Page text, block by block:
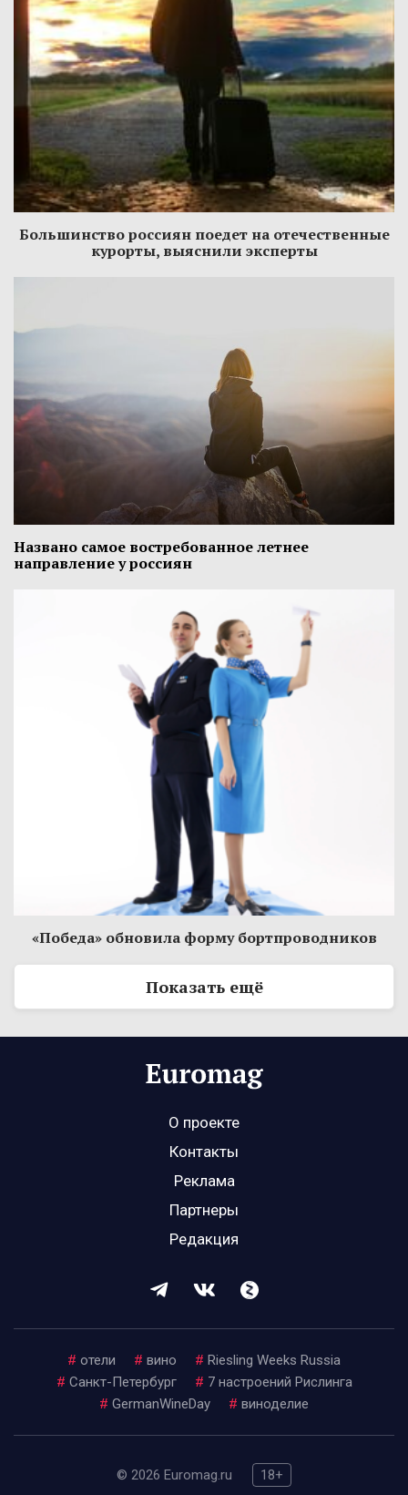
Большинство россиян поедет на отечественные
курорты, выяснили эксперты
Названо самое востребованное летнее
направление у россиян
«Победа» обновила форму бортпроводников
Показать ещё
О проекте
Контакты
Реклама
Партнеры
Редакция
# отели # вино # Riesling Weeks Russia
# Санкт-Петербург # 7 настроений Рислинга
# GermanWineDay # виноделие
© 2026 Euromag.ru 18+